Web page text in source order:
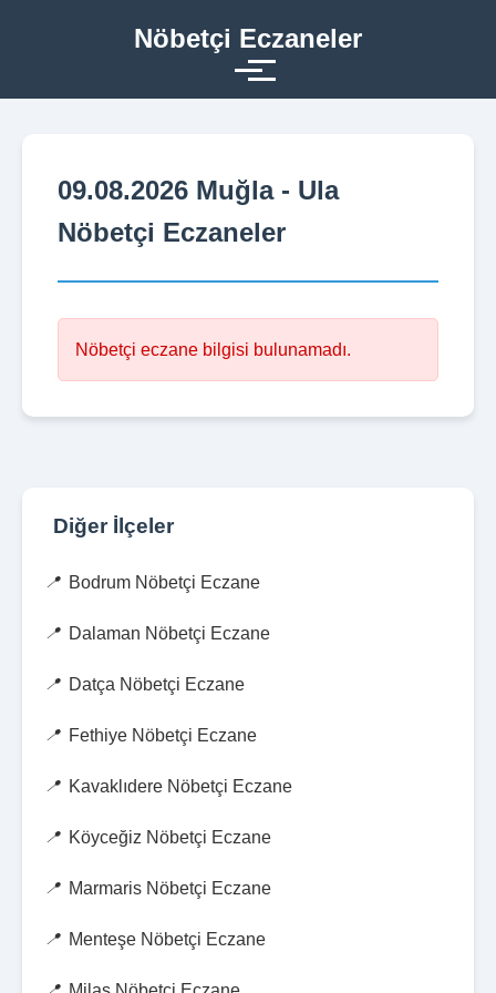
Nöbetçi Eczaneler
09.08.2026 Muğla - Ula
Nöbetçi Eczaneler
Nöbetçi eczane bilgisi bulunamadı.
Diğer İlçeler
Bodrum Nöbetçi Eczane
Dalaman Nöbetçi Eczane
Datça Nöbetçi Eczane
Fethiye Nöbetçi Eczane
Kavaklıdere Nöbetçi Eczane
Köyceğiz Nöbetçi Eczane
Marmaris Nöbetçi Eczane
Menteşe Nöbetçi Eczane